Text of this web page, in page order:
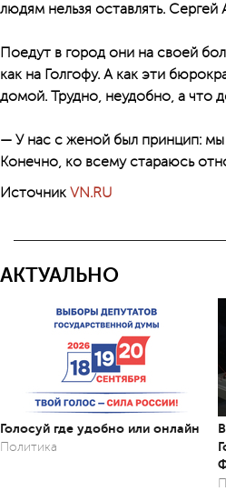
людям нельзя оставлять. Сергей
Поедут в город они на своей
как на Голгофу. А как эти
домой. Трудно, неудобно, а что
— У нас с женой был принцип: мы
Конечно, ко всему стараюсь
Источник VN.RU
АКТУАЛЬНО
Голосуй где удобно или онлайн
Политика